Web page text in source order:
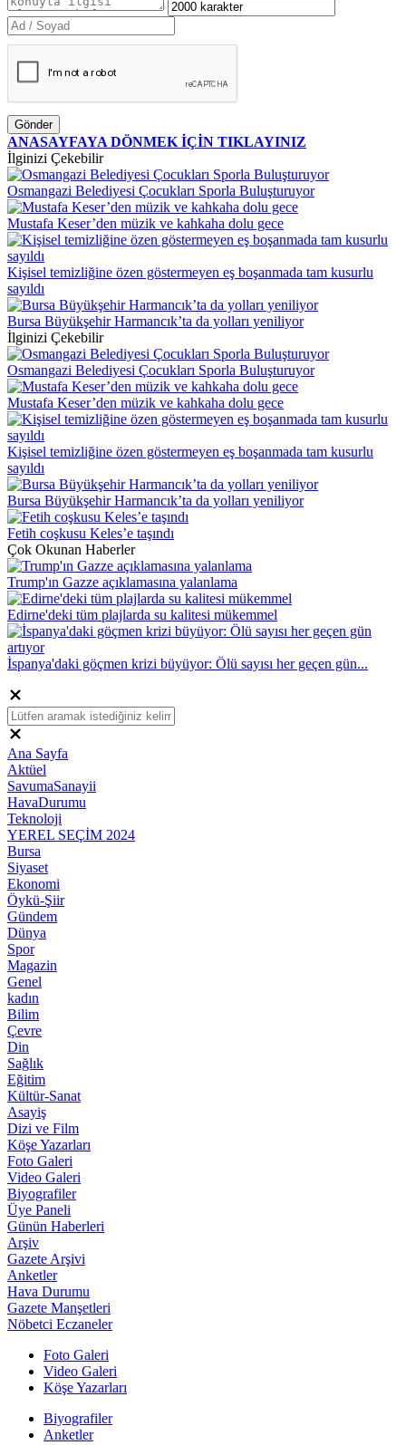
Gönder
ANASAYFAYA DÖNMEK İÇİN TIKLAYINIZ
İlginizi Çekebilir
Osmangazi Belediyesi Çocukları Sporla Buluşturuyor
Mustafa Keser’den müzik ve kahkaha dolu gece
Kişisel temizliğine özen göstermeyen eş boşanmada tam kusurlu
sayıldı
Bursa Büyükşehir Harmancık’ta da yolları yeniliyor
İlginizi Çekebilir
Osmangazi Belediyesi Çocukları Sporla Buluşturuyor
Mustafa Keser’den müzik ve kahkaha dolu gece
Kişisel temizliğine özen göstermeyen eş boşanmada tam kusurlu
sayıldı
Bursa Büyükşehir Harmancık’ta da yolları yeniliyor
Fetih coşkusu Keles’e taşındı
Çok Okunan Haberler
Trump'ın Gazze açıklamasına yalanlama
Edirne'deki tüm plajlarda su kalitesi mükemmel
İspanya'daki göçmen krizi büyüyor: Ölü sayısı her geçen gün...
Ana Sayfa
Aktüel
SavumaSanayii
HavaDurumu
Teknoloji
YEREL SEÇİM 2024
Bursa
Siyaset
Ekonomi
Öykü-Şiir
Gündem
Dünya
Spor
Magazin
Genel
kadın
Bilim
Çevre
Din
Sağlık
Eğitim
Kültür-Sanat
Asayiş
Dizi ve Film
Köşe Yazarları
Foto Galeri
Video Galeri
Biyografiler
Üye Paneli
Günün Haberleri
Arşiv
Gazete Arşivi
Anketler
Hava Durumu
Gazete Manşetleri
Nöbetci Eczaneler
Foto Galeri
Video Galeri
Köşe Yazarları
Biyografiler
Anketler